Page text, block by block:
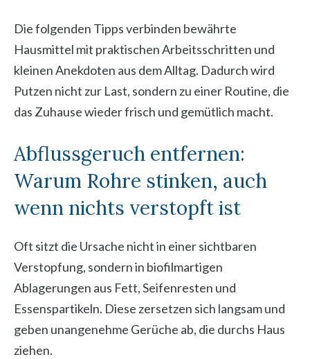
Die folgenden Tipps verbinden bewährte
Hausmittel mit praktischen Arbeitsschritten und
kleinen Anekdoten aus dem Alltag. Dadurch wird
Putzen nicht zur Last, sondern zu einer Routine, die
das Zuhause wieder frisch und gemütlich macht.
Abflussgeruch entfernen:
Warum Rohre stinken, auch
wenn nichts verstopft ist
Oft sitzt die Ursache nicht in einer sichtbaren
Verstopfung, sondern in biofilmartigen
Ablagerungen aus Fett, Seifenresten und
Essenspartikeln. Diese zersetzen sich langsam und
geben unangenehme Gerüche ab, die durchs Haus
ziehen.